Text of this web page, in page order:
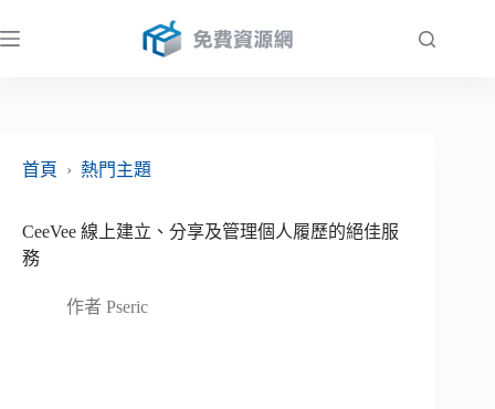
至
首頁
› 熱門主題
CeeVee 線上建立、分享及管理個人履歷的絕佳服
務
作者 Pseric